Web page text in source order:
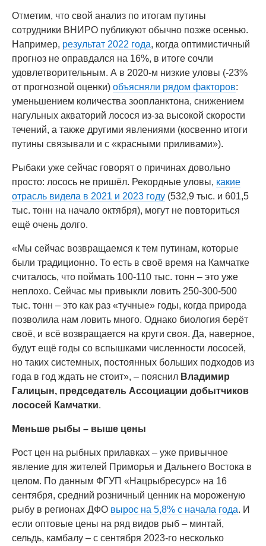
Отметим, что свой анализ по итогам путины
сотрудники ВНИРО публикуют обычно позже осенью.
Например, результат 2022 года, когда оптимистичный
прогноз не оправдался на 16%, в итоге сочли
удовлетворительным. А в 2020-м низкие уловы (-23%
от прогнозной оценки) объясняли рядом факторов:
уменьшением количества зоопланктона, снижением
нагульных акваторий лосося из-за высокой скорости
течений, а также другими явлениями (косвенно итоги
путины связывали и с «красными приливами»).
Рыбаки уже сейчас говорят о причинах довольно
просто: лосось не пришёл. Рекордные уловы, какие
отрасль видела в 2021 и 2023 году (532,9 тыс. и 601,5
тыс. тонн на начало октября), могут не повториться
ещё очень долго.
«Мы сейчас возвращаемся к тем путинам, которые
были традиционно. То есть в своё время на Камчатке
считалось, что поймать 100-110 тыс. тонн – это уже
неплохо. Сейчас мы привыкли ловить 250-300-500
тыс. тонн – это как раз «тучные» годы, когда природа
позволила нам ловить много. Однако биология берёт
своё, и всё возвращается на круги своя. Да, наверное,
будут ещё годы со вспышками численности лососей,
но таких системных, постоянных больших подходов из
года в год ждать не стоит», – пояснил Владимир
Галицын, председатель Ассоциации добытчиков
лососей Камчатки.
Меньше рыбы – выше цены
Рост цен на рыбных прилавках – уже привычное
явление для жителей Приморья и Дальнего Востока в
целом. По данным ФГУП «Нацрыбресурс» на 16
сентября, средний розничный ценник на мороженую
рыбу в регионах ДФО вырос на 5,8% с начала года. И
если оптовые цены на ряд видов рыб – минтай,
сельдь, камбалу – с сентября 2023-го несколько